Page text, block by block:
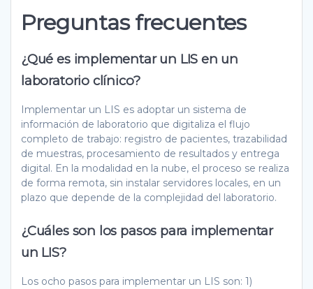
Preguntas frecuentes
¿Qué es implementar un LIS en un
laboratorio clínico?
Implementar un LIS es adoptar un sistema de
información de laboratorio que digitaliza el flujo
completo de trabajo: registro de pacientes, trazabilidad
de muestras, procesamiento de resultados y entrega
digital. En la modalidad en la nube, el proceso se realiza
de forma remota, sin instalar servidores locales, en un
plazo que depende de la complejidad del laboratorio.
¿Cuáles son los pasos para implementar
un LIS?
Los ocho pasos para implementar un LIS son: 1)